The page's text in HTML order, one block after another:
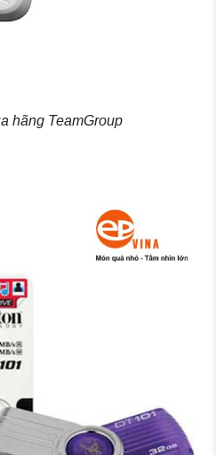
hãng TeamGroup